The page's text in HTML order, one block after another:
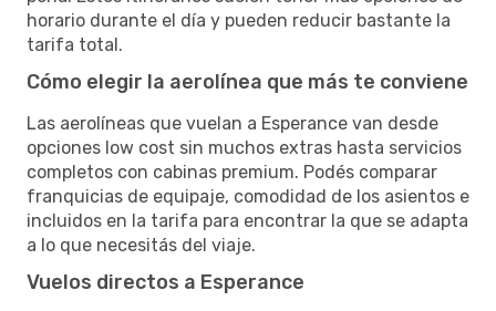
horario durante el día y pueden reducir bastante la
tarifa total.
Cómo elegir la aerolínea que más te conviene
Las aerolíneas que vuelan a Esperance van desde
opciones low cost sin muchos extras hasta servicios
completos con cabinas premium. Podés comparar
franquicias de equipaje, comodidad de los asientos e
incluidos en la tarifa para encontrar la que se adapta
a lo que necesitás del viaje.
Vuelos directos a Esperance